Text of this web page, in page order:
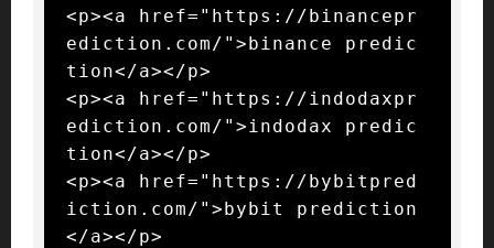
<p><a href="https://binancepr
ediction.com/">binance predic
tion</a></p>
<p><a href="https://indodaxpr
ediction.com/">indodax predic
tion</a></p>
<p><a href="https://bybitpred
iction.com/">bybit prediction
</a></p>